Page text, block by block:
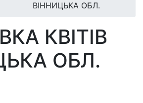
ВІННИЦЬКА ОБЛ.
КВІТІВ
ОБЛ.